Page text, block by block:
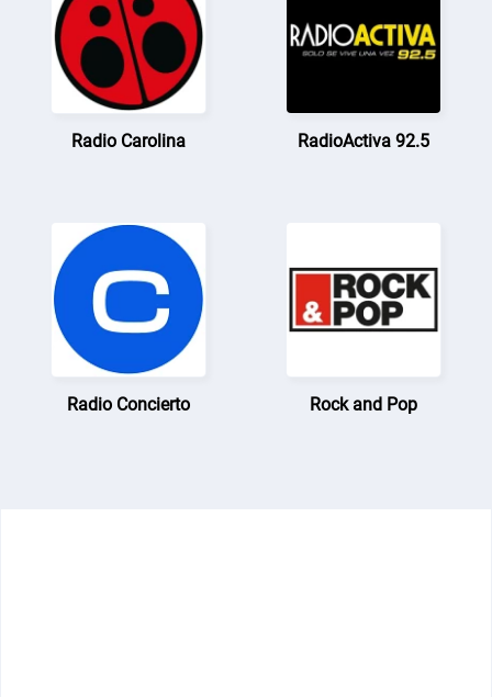
Radio Carolina RadioActiva 92.5
Radio Concierto Rock and Pop